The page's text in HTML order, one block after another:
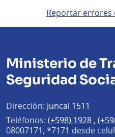
Reportar errores
Ministerio de
Seguridad
Dirección: Juncal 1511
Teléfonos: (+598) 1928 ,
08007171, *7171 desde